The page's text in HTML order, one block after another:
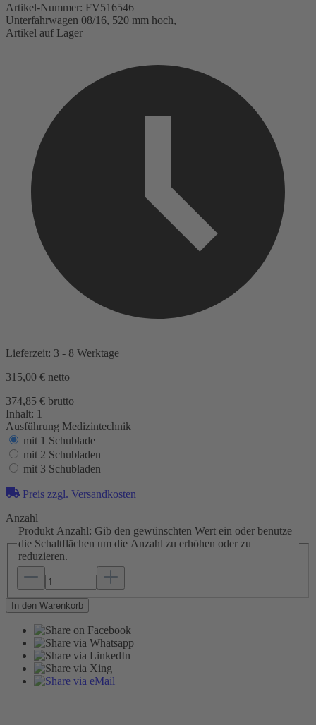
Artikel-Nummer: FV516546
Unterfahrwagen 08/16, 520 mm hoch,
Artikel auf Lager
Lieferzeit: 3 - 8 Werktage
315,00 € netto
374,85 € brutto
Inhalt: 1
Ausführung Medizintechnik
mit 1 Schublade
mit 2 Schubladen
mit 3 Schubladen
Preis zzgl. Versandkosten
Anzahl
Produkt Anzahl: Gib den gewünschten Wert ein oder benutze
die Schaltflächen um die Anzahl zu erhöhen oder zu
reduzieren.
In den Warenkorb